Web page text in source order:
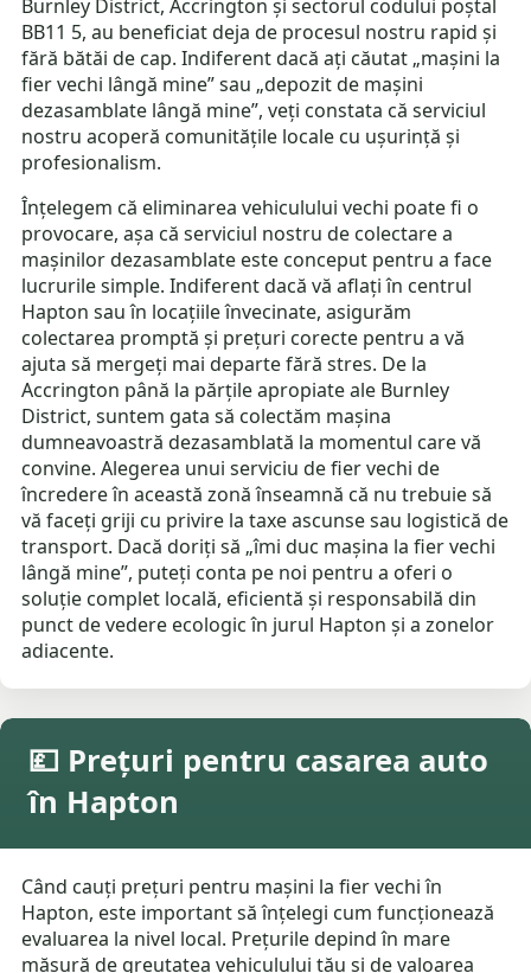
Burnley District, Accrington și sectorul codului poștal
BB11 5, au beneficiat deja de procesul nostru rapid și
fără bătăi de cap. Indiferent dacă ați căutat „mașini la
fier vechi lângă mine” sau „depozit de mașini
dezasamblate lângă mine”, veți constata că serviciul
nostru acoperă comunitățile locale cu ușurință și
profesionalism.
Înțelegem că eliminarea vehiculului vechi poate fi o
provocare, așa că serviciul nostru de colectare a
mașinilor dezasamblate este conceput pentru a face
lucrurile simple. Indiferent dacă vă aflați în centrul
Hapton sau în locațiile învecinate, asigurăm
colectarea promptă și prețuri corecte pentru a vă
ajuta să mergeți mai departe fără stres. De la
Accrington până la părțile apropiate ale Burnley
District, suntem gata să colectăm mașina
dumneavoastră dezasamblată la momentul care vă
convine. Alegerea unui serviciu de fier vechi de
încredere în această zonă înseamnă că nu trebuie să
vă faceți griji cu privire la taxe ascunse sau logistică de
transport. Dacă doriți să „îmi duc mașina la fier vechi
lângă mine”, puteți conta pe noi pentru a oferi o
soluție complet locală, eficientă și responsabilă din
punct de vedere ecologic în jurul Hapton și a zonelor
adiacente.
💷 Prețuri pentru casarea auto
în Hapton
Când cauți prețuri pentru mașini la fier vechi în
Hapton, este important să înțelegi cum funcționează
evaluarea la nivel local. Prețurile depind în mare
măsură de greutatea vehiculului tău și de valoarea